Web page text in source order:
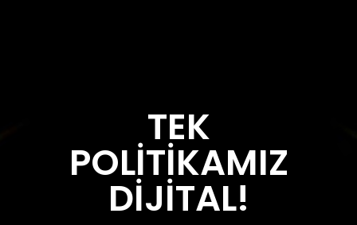
TEK
POLİTİKAMIZ
DİJİTAL!